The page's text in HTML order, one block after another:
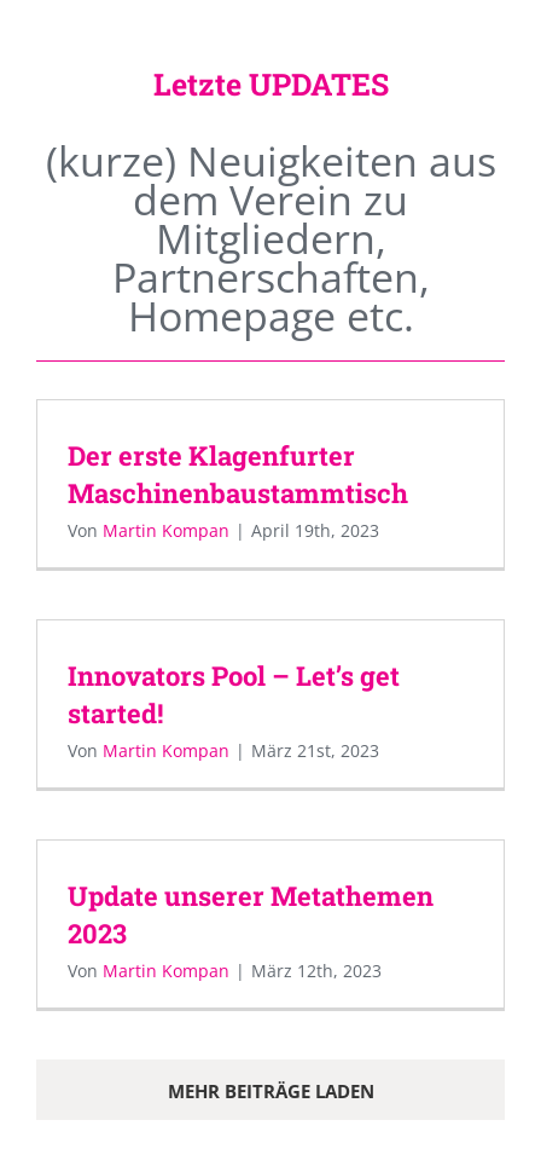
Letzte UPDATES
(kurze) Neuigkeiten aus
dem Verein zu
Mitgliedern,
Partnerschaften,
Homepage etc.
Der erste Klagenfurter
Maschinenbaustammtisch
Von Martin Kompan | April 19th, 2023
Innovators Pool – Let’s get
started!
Von Martin Kompan | März 21st, 2023
Update unserer Metathemen
2023
Von Martin Kompan | März 12th, 2023
MEHR BEITRÄGE LADEN